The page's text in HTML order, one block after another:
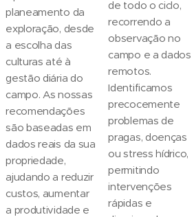
planeamento da
exploração, desde
a escolha das
culturas até à
gestão diária do
campo. As nossas
recomendações
são baseadas em
dados reais da sua
propriedade,
ajudando a reduzir
custos, aumentar
a produtividade e
de todo o ciclo,
recorrendo a
observação no
campo e a dados
remotos.
Identificamos
precocemente
problemas de
pragas, doenças
ou stress hídrico,
permitindo
intervenções
rápidas e